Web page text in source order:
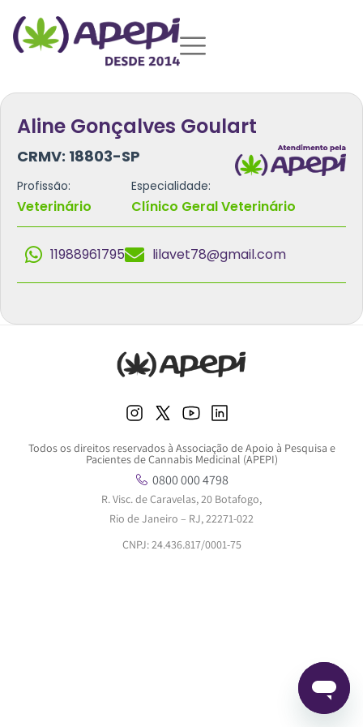
Aline Gonçalves Goulart
CRMV: 18803-SP
Profissão:
Veterinário
Especialidade:
Clínico Geral Veterinário
11988961795 lilavet78@gmail.com
Todos os direitos reservados à Associação de Apoio à Pesquisa e
Pacientes de Cannabis Medicinal (APEPI)
0800 000 4798
R. Visc. de Caravelas, 20 Botafogo,
Rio de Janeiro – RJ, 22271-022
CNPJ: 24.436.817/0001-75